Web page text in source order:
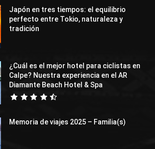
Japón en tres tiempos: el equilibrio
perfecto entre Tokio, naturaleza y
tradición
¿Cuál es el mejor hotel para ciclistas en
Calpe? Nuestra experiencia en el AR
Diamante Beach Hotel & Spa
Memoria de viajes 2025 – Familia(s)